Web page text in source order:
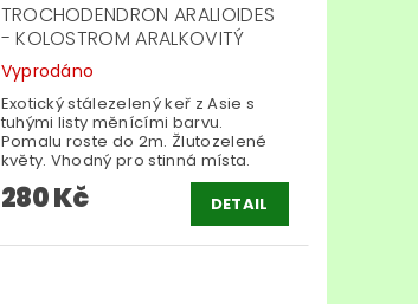
TROCHODENDRON ARALIOIDES
- KOLOSTROM ARALKOVITÝ
Vyprodáno
Exotický stálezelený keř z Asie s
tuhými listy měnícími barvu.
Pomalu roste do 2m. Žlutozelené
květy. Vhodný pro stinná místa.
280 Kč DETAIL